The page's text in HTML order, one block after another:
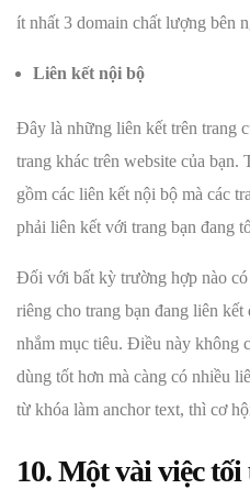
ít nhất 3 domain chất lượng bên
Liên kết nội bộ
Đây là những liên kết trên trang
trang khác trên website của bạn.
gồm các liên kết nội bộ mà các
phải liên kết với trang bạn đang
Đối với bất kỳ trường hợp nào
riêng cho trang bạn đang liên
nhắm mục tiêu. Điều này không
dùng tốt hơn mà càng có nhiều
từ khóa làm anchor text, thì cơ
10. Một vài việc